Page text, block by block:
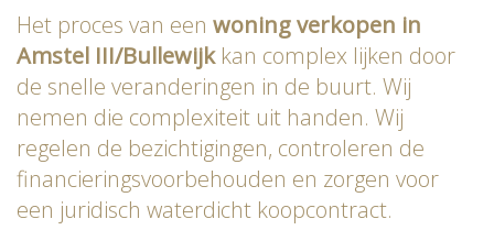
Het proces van een woning verkopen in
Amstel III/Bullewijkkan complex lijken door
de snelle veranderingen in de buurt. Wij
nemen die complexiteit uit handen. Wij
regelen de bezichtigingen, controleren de
financieringsvoorbehouden en zorgen voor
een juridisch waterdicht koopcontract.